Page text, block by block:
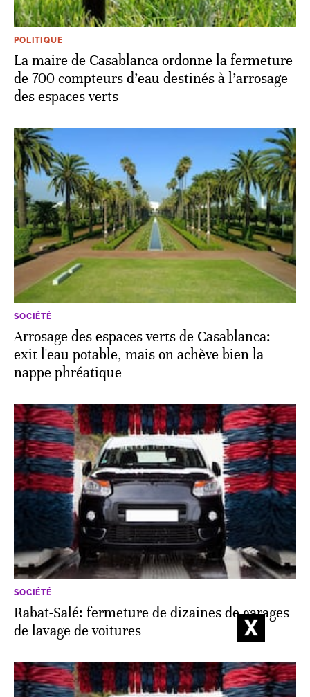
POLITIQUE
La maire de Casablanca ordonne la fermeture
de 700 compteurs d’eau destinés à l’arrosage
des espaces verts
SOCIÉTÉ
Arrosage des espaces verts de Casablanca:
exit l'eau potable, mais on achève bien la
nappe phréatique
SOCIÉTÉ
Rabat-Salé: fermeture de dizaines de garages
de lavage de voitures